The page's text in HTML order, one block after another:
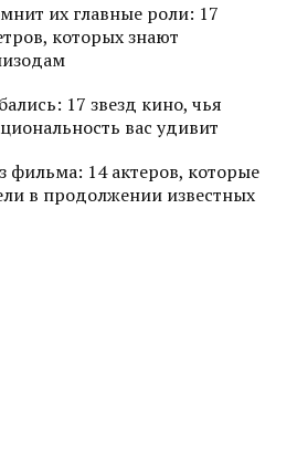
их главные роли: 17
которых знают
17 звезд кино, чья
вас удивит
фильма: 14 актеров, которые
в продолжении известных